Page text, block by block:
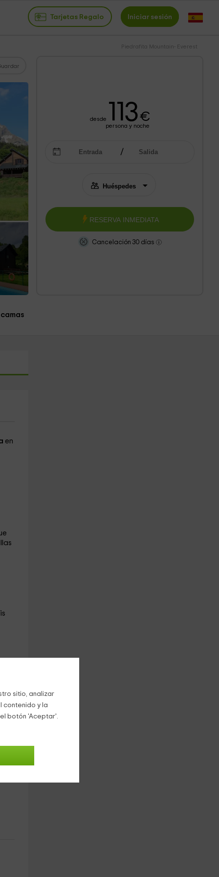
sitio, analizar
contenido y la
botón 'Aceptar'.
Tarjetas Regalo Iniciar sesión
Piedrafita Mountain- Everest
desde 113€
persona y noche
RESERVA INMEDIATA
Cancelación 30 días
en